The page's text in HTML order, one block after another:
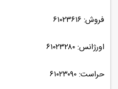
فروش: ۶۱۰۲۳۶۱۶
اورژانس: ۶۱۰۲۳۲۸۰
حراست: ۶۱۰۲۳۰۹۰